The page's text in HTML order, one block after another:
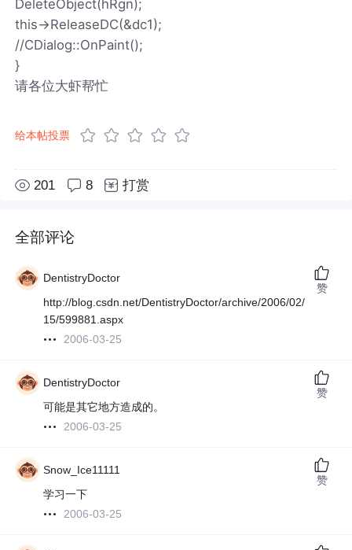
DeleteObject(hRgn);
this->ReleaseDC(&dc1);
//CDialog::OnPaint();
}
请各位大虾帮忙
给本帖投票
201 8 打赏
全部评论
DentistryDoctor
http://blog.csdn.net/DentistryDoctor/archive/2006/02/
15/599881.aspx
2006-03-25
赞
DentistryDoctor
可能是其它地方造成的。
2006-03-25
赞
Snow_Ice11111
学习一下
2006-03-25
赞